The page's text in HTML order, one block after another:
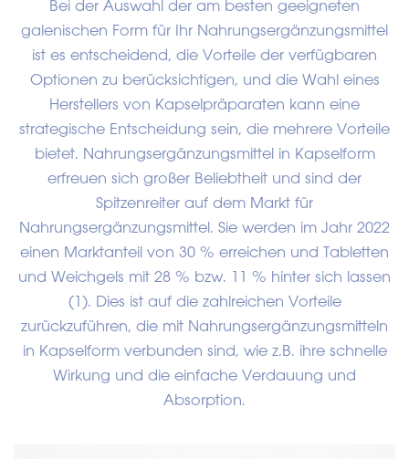
Bei der Auswahl der am besten geeigneten
galenischen Form für Ihr Nahrungsergänzungsmittel
ist es entscheidend, die Vorteile der verfügbaren
Optionen zu berücksichtigen, und die Wahl eines
Herstellers von Kapselpräparaten kann eine
strategische Entscheidung sein, die mehrere Vorteile
bietet. Nahrungsergänzungsmittel in Kapselform
erfreuen sich großer Beliebtheit und sind der
Spitzenreiter auf dem Markt für
Nahrungsergänzungsmittel. Sie werden im Jahr 2022
einen Marktanteil von 30 % erreichen und Tabletten
und Weichgels mit 28 % bzw. 11 % hinter sich lassen
(1). Dies ist auf die zahlreichen Vorteile
zurückzuführen, die mit Nahrungsergänzungsmitteln
in Kapselform verbunden sind, wie z.B. ihre schnelle
Wirkung und die einfache Verdauung und
Absorption.